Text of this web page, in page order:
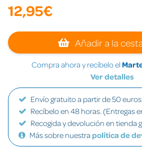
12,95€
Añadir a la
Compra ahora y recíbelo el
Ver detalles
Envío gratuito a partir de 50 euros.
Recíbelo en 48 horas. (Entregas
Recogida y devolución en tienda
Más sobre nuestra política de